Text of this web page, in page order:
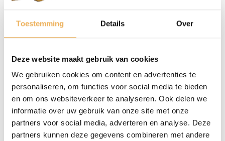
Toestemming Details Over
Deze website maakt gebruik van cookies
We gebruiken cookies om content en advertenties te
personaliseren, om functies voor social media te bieden
en om ons websiteverkeer te analyseren. Ook delen we
informatie over uw gebruik van onze site met onze
partners voor social media, adverteren en analyse. Deze
partners kunnen deze gegevens combineren met andere
BESCHRIJVING
Viscositeit: 40 millipoises
Beenderlijm(ookwarme
lijmofkooklijmgenoemd) is eenlijmdie
gemaakt wordt vanbeenderen.